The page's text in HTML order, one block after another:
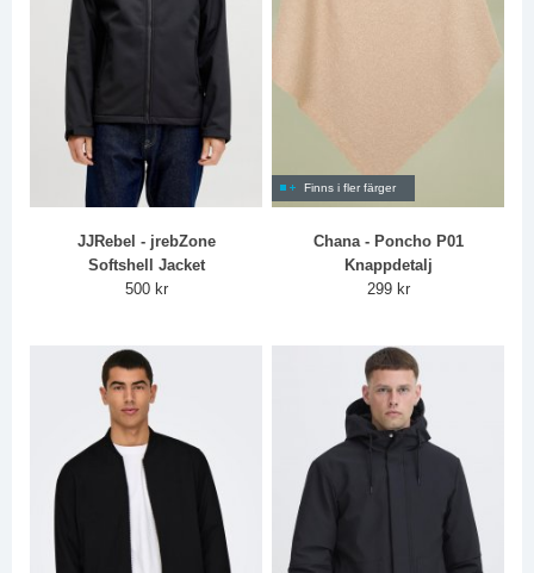
JJRebel - jrebZone
Softshell Jacket
500 kr
Finns i fler färger
Chana - Poncho P01
Knappdetalj
299 kr